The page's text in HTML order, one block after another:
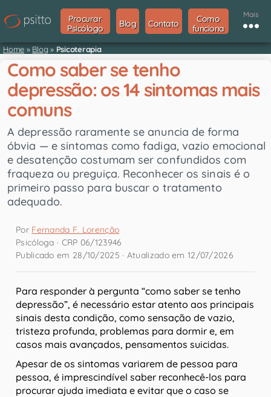
Procurar
Psicólogo
Blog Contato
Como
funciona
Mais
Home » Blog» Psicoterapia
Como saber se tenho
depressão: os 14 sintomas mais
comuns
A depressão raramente se anuncia de forma
óbvia — e sintomas como fadiga, vazio emocional
e desatenção costumam ser confundidos com
fraqueza ou preguiça. Reconhecer os sinais é o
primeiro passo para buscar o tratamento
adequado.
Por Fernanda F. Lorenção
Psicóloga · CRP 06/123946
Publicado em 28/10/2025 · Atualizado em 12/07/2026
Para responder à pergunta “como saber se tenho
depressão”, é necessário estar atento aos principais
sinais desta condição, como sensação de vazio,
tristeza profunda, problemas para dormir e, em
casos mais avançados, pensamentos suicidas.
Apesar de os sintomas variarem de pessoa para
pessoa, é imprescindível saber reconhecê-los para
procurar ajuda imediata e evitar que o caso se